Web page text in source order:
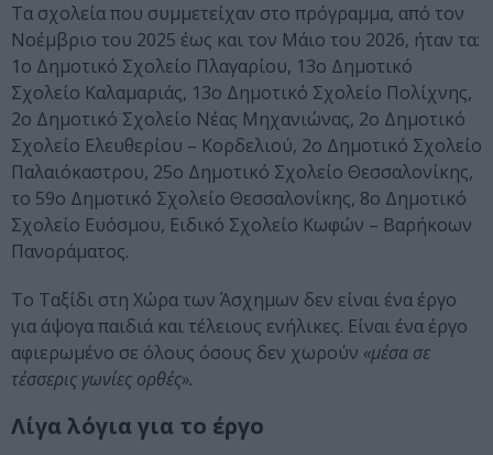
Τα σχολεία που συμμετείχαν στο πρόγραμμα, από τον
Νοέμβριο του 2025 έως και τον Μάιο του 2026, ήταν τα:
1ο Δημοτικό Σχολείο Πλαγαρίου, 13ο Δημοτικό
Σχολείο Καλαμαριάς, 13ο Δημοτικό Σχολείο Πολίχνης,
2ο Δημοτικό Σχολείο Νέας Μηχανιώνας, 2ο Δημοτικό
Σχολείο Ελευθερίου – Κορδελιού, 2ο Δημοτικό Σχολείο
Παλαιόκαστρου, 25ο Δημοτικό Σχολείο Θεσσαλονίκης,
το 59ο Δημοτικό Σχολείο Θεσσαλονίκης, 8ο Δημοτικό
Σχολείο Ευόσμου, Ειδικό Σχολείο Κωφών – Βαρήκοων
Πανοράματος.
Το Ταξίδι στη Χώρα των Άσχημων δεν είναι ένα έργο
για άψογα παιδιά και τέλειους ενήλικες. Είναι ένα έργο
αφιερωμένο σε όλους όσους δεν χωρούν «μέσα σε
τέσσερις γωνίες ορθές».
Λίγα λόγια για το έργο